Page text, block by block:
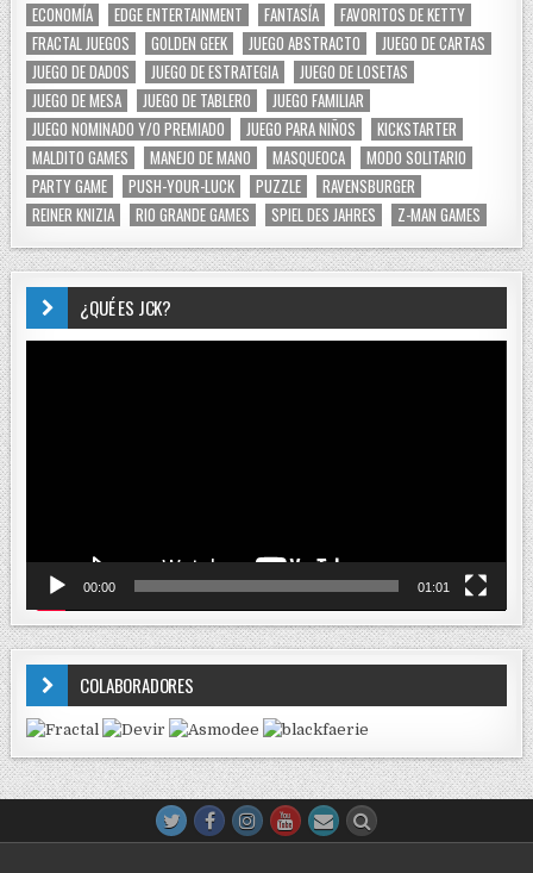
ECONOMÍA
EDGE ENTERTAINMENT FANTASÍA
FAVORITOS DE KETTY
FRACTAL JUEGOS
GOLDEN GEEK JUEGO ABSTRACTO
JUEGO DE CARTAS
JUEGO DE DADOS
JUEGO DE ESTRATEGIA
JUEGO DE LOSETAS
JUEGO DE MESA
JUEGO DE TABLERO
JUEGO FAMILIAR
JUEGO NOMINADO Y/O PREMIADO
JUEGO PARA NIÑOS
KICKSTARTER
MALDITO GAMES
MANEJO DE MANO MASQUEOCA
MODO SOLITARIO
PARTY GAME
PUSH-YOUR-LUCK PUZZLE
RAVENSBURGER
REINER KNIZIA
RIO GRANDE GAMES SPIEL DES JAHRES Z-MAN GAMES
¿QUÉ ES JCK?
00:00 01:01
COLABORADORES